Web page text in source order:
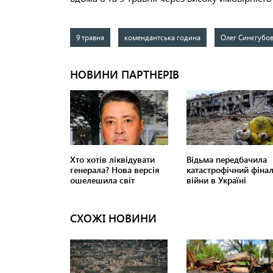
9 травня комендантська година Олег Синєгубов
СХОЖІ НОВИНИ